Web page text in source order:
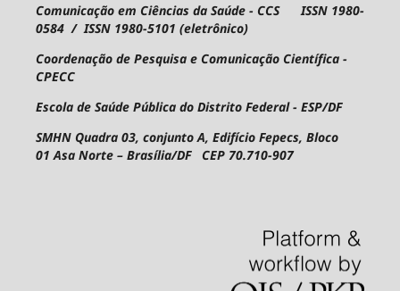
Comunicação em Ciências da Saúde - CCS ISSN 1980-
0584 / ISSN 1980-5101 (eletrônico)
Coordenação de Pesquisa e Comunicação Científica -
CPECC
Escola de Saúde Pública do Distrito Federal - ESP/DF
SMHN Quadra 03, conjunto A, Edifício Fepecs, Bloco
01 Asa Norte – Brasília/DF CEP 70.710-907